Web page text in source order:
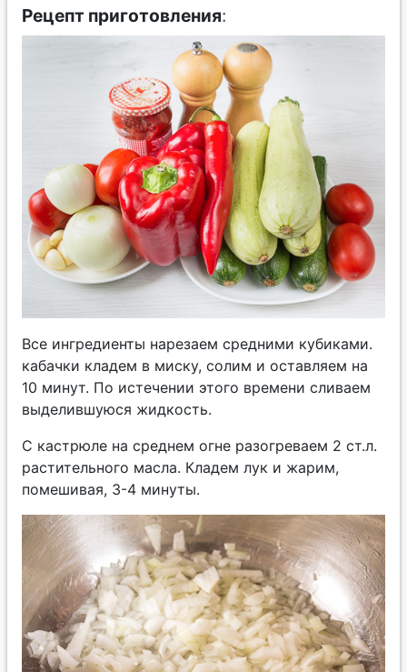
Рецепт приготовления:
Все ингредиенты нарезаем средними кубиками.
кабачки кладем в миску, солим и оставляем на
10 минут. По истечении этого времени сливаем
выделившуюся жидкость.
С кастрюле на среднем огне разогреваем 2 ст.л.
растительного масла. Кладем лук и жарим,
помешивая, 3-4 минуты.